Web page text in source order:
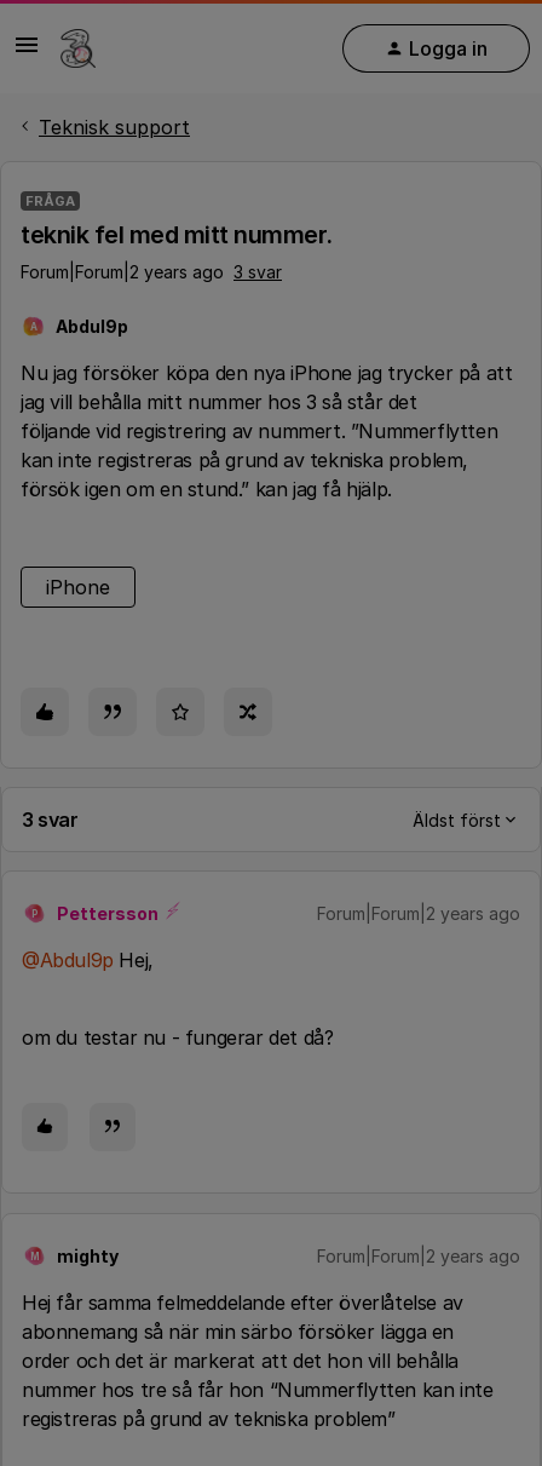
Logga in
Teknisk support
FRÅGA
teknik fel med mitt nummer.
Forum|Forum|2 years ago 3 svar
A Abdul9p
Nu jag försöker köpa den nya iPhone jag trycker på att
jag vill behålla mitt nummer hos 3 så står det
följande vid registrering av nummert. ”Nummerflytten
kan inte registreras på grund av tekniska problem,
försök igen om en stund.” kan jag få hjälp.
iPhone
3 svar Äldst först
P Pettersson Forum|Forum|2 years ago
@Abdul9p Hej,
om du testar nu - fungerar det då?
M mighty Forum|Forum|2 years ago
Hej får samma felmeddelande efter överlåtelse av
abonnemang så när min särbo försöker lägga en
order och det är markerat att det hon vill behålla
nummer hos tre så får hon “Nummerflytten kan inte
registreras på grund av tekniska problem”